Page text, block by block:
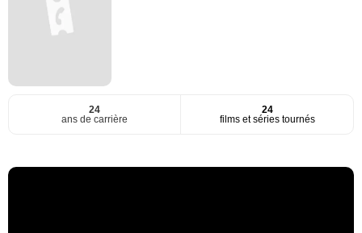
24
ans de carrière
24
films et séries tournés